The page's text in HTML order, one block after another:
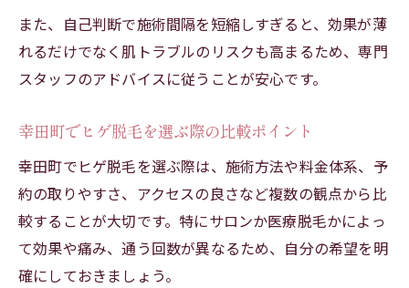
また、自己判断で施術間隔を短縮しすぎると、効果が薄
れるだけでなく肌トラブルのリスクも高まるため、専門
スタッフのアドバイスに従うことが安心です。
幸田町でヒゲ脱毛を選ぶ際の比較ポイント
幸田町でヒゲ脱毛を選ぶ際は、施術方法や料金体系、予
約の取りやすさ、アクセスの良さなど複数の観点から比
較することが大切です。特にサロンか医療脱毛かによっ
て効果や痛み、通う回数が異なるため、自分の希望を明
確にしておきましょう。